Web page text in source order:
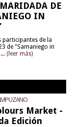
DE
IN
participantes de la
de "Samaniego in
(leer más)
Market -
Edición